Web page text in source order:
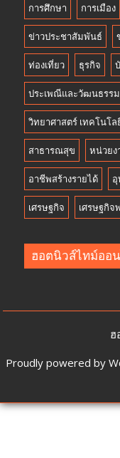
การศึกษา การเมือง
ข่าวประชาสัมพันธ์
ท่องเที่ยว ธุรกิจ
ประเพณีและวัฒนธรรม
วิทยาศาสตร์ เทคโนโ
สาธารณสุข หน่วย
อาชีพสร้างรายได้
เศรษฐกิจ เศรษฐกิจ
ฮอตนิวส์ไทม์ออ
ฮ
Proudly powered by